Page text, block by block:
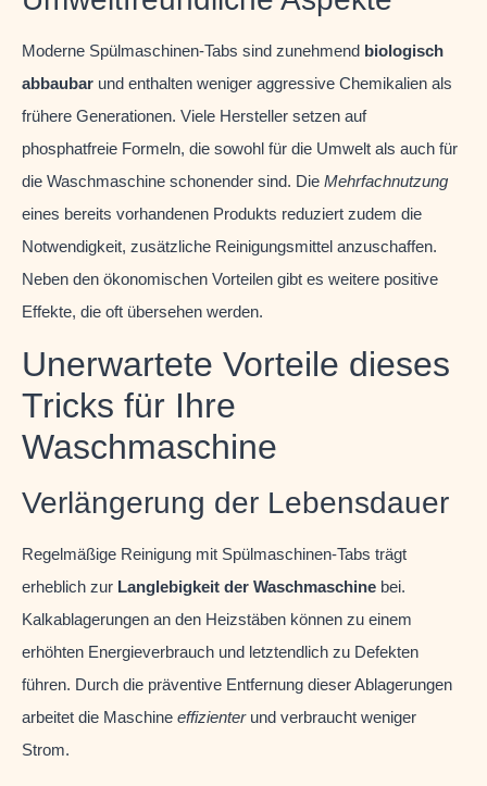
Moderne Spülmaschinen-Tabs sind zunehmend biologisch
abbaubar und enthalten weniger aggressive Chemikalien als
frühere Generationen. Viele Hersteller setzen auf
phosphatfreie Formeln, die sowohl für die Umwelt als auch für
die Waschmaschine schonender sind. Die Mehrfachnutzung
eines bereits vorhandenen Produkts reduziert zudem die
Notwendigkeit, zusätzliche Reinigungsmittel anzuschaffen.
Neben den ökonomischen Vorteilen gibt es weitere positive
Effekte, die oft übersehen werden.
Unerwartete Vorteile dieses
Tricks für Ihre
Waschmaschine
Verlängerung der Lebensdauer
Regelmäßige Reinigung mit Spülmaschinen-Tabs trägt
erheblich zur Langlebigkeit der Waschmaschine bei.
Kalkablagerungen an den Heizstäben können zu einem
erhöhten Energieverbrauch und letztendlich zu Defekten
führen. Durch die präventive Entfernung dieser Ablagerungen
arbeitet die Maschine effizienterund verbraucht weniger
Strom.